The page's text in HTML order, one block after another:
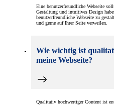
Eine benutzerfreundliche Webseite
Gestaltung und intuitives Design
benutzerfreundliche Webseite zu
und gerne auf Ihrer Seite verweilen.
Wie wichtig ist
meine Webseite?
Qualitativ hochwertiger Content ist